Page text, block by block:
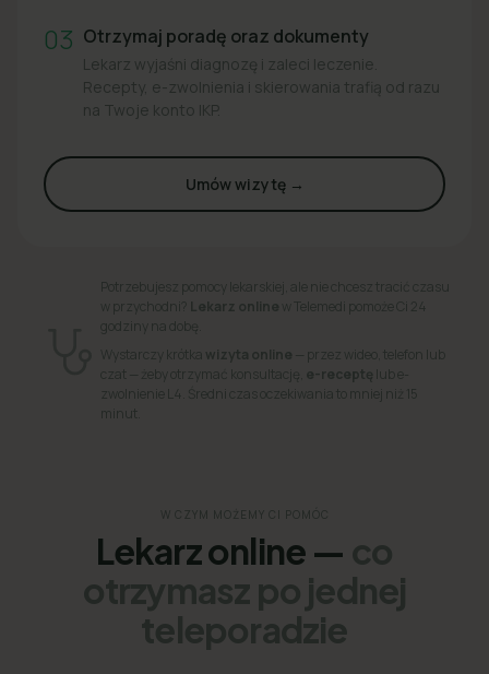
03 Otrzymaj poradę oraz dokumenty
Lekarz wyjaśni diagnozę i zaleci leczenie.
Recepty, e-zwolnienia i skierowania trafią od razu
na Twoje konto IKP.
Umów wizytę →
Potrzebujesz pomocy lekarskiej, ale nie chcesz tracić czasu
w przychodni? Lekarz online w Telemedi pomoże Ci 24
godziny na dobę.
Wystarczy krótka wizyta online — przez wideo, telefon lub
czat — żeby otrzymać konsultację, e-receptę lub e-
zwolnienie L4. Średni czas oczekiwania to mniej niż 15
minut.
W CZYM MOŻEMY CI POMÓC
Lekarz online — co
otrzymasz po jednej
teleporadzie